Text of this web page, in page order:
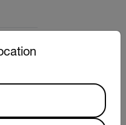
ア
language from the